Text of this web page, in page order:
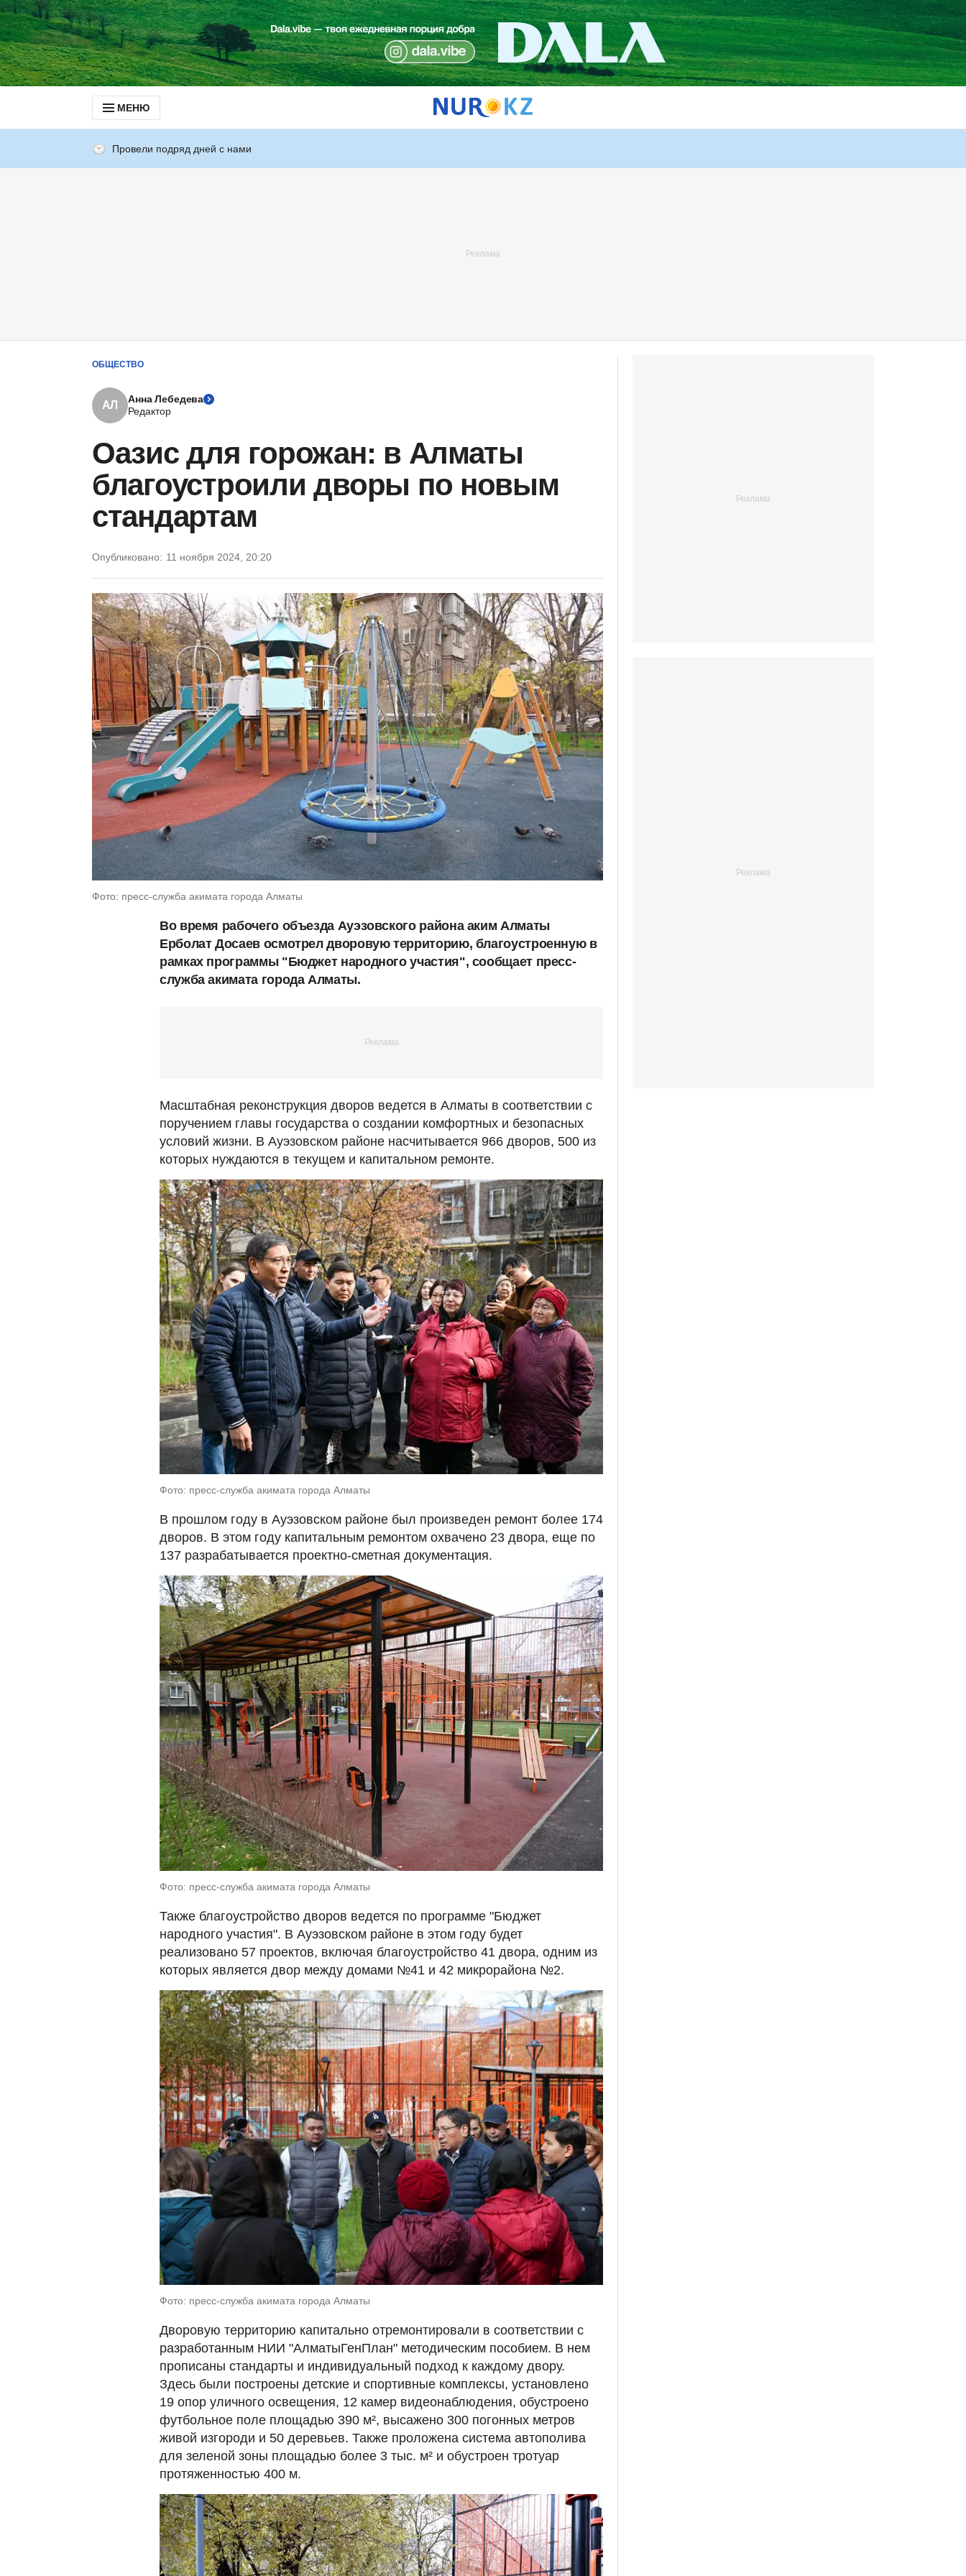
МЕНЮ
Провели подряд дней с нами
ОБЩЕСТВО
АЛ
Анна Лебедева
Редактор
Оазис для горожан: в Алматы
благоустроили дворы по новым
стандартам
Опубликовано: 11 ноября 2024, 20:20
Фото: пресс-служба акимата города Алматы
Во время рабочего объезда Ауэзовского района аким Алматы
Ерболат Досаев осмотрел дворовую территорию, благоустроенную в
рамках программы "Бюджет народного участия", сообщает пресс-
служба акимата города Алматы.
Масштабная реконструкция дворов ведется в Алматы в соответствии с
поручением главы государства о создании комфортных и безопасных
условий жизни. В Ауэзовском районе насчитывается 966 дворов, 500 из
которых нуждаются в текущем и капитальном ремонте.
Фото: пресс-служба акимата города Алматы
В прошлом году в Ауэзовском районе был произведен ремонт более 174
дворов. В этом году капитальным ремонтом охвачено 23 двора, еще по
137 разрабатывается проектно-сметная документация.
Фото: пресс-служба акимата города Алматы
Также благоустройство дворов ведется по программе "Бюджет
народного участия". В Ауэзовском районе в этом году будет
реализовано 57 проектов, включая благоустройство 41 двора, одним из
которых является двор между домами №41 и 42 микрорайона №2.
Фото: пресс-служба акимата города Алматы
Дворовую территорию капитально отремонтировали в соответствии с
разработанным НИИ "АлматыГенПлан" методическим пособием. В нем
прописаны стандарты и индивидуальный подход к каждому двору.
Здесь были построены детские и спортивные комплексы, установлено
19 опор уличного освещения, 12 камер видеонаблюдения, обустроено
футбольное поле площадью 390 м², высажено 300 погонных метров
живой изгороди и 50 деревьев. Также проложена система автополива
для зеленой зоны площадью более 3 тыс. м² и обустроен тротуар
протяженностью 400 м.